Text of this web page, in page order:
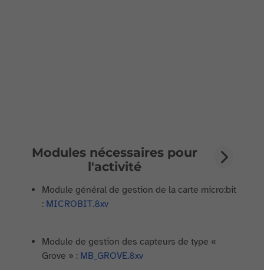
Modules nécessaires pour
l'activité
Module général de gestion de la carte micro:bit
: MICROBIT.8xv
Module de gestion des capteurs de type «
Grove » : MB_GROVE.8xv